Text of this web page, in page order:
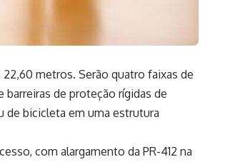
metros. Serão quatro faixas de
barreiras de proteção rígidas de
de bicicleta em uma estrutura
com alargamento da PR-412 na